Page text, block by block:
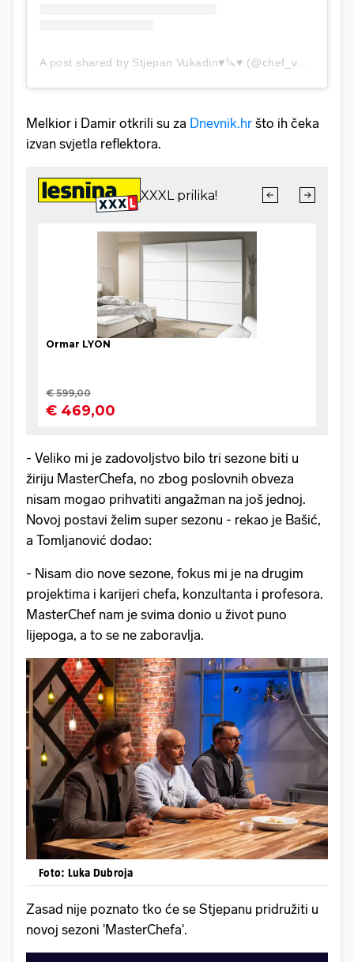
Melkior i Damir otkrili su za Dnevnik.hr što ih čeka
izvan svjetla reflektora.
- Veliko mi je zadovoljstvo bilo tri sezone biti u
žiriju MasterChefa, no zbog poslovnih obveza
nisam mogao prihvatiti angažman na još jednoj.
Novoj postavi želim super sezonu - rekao je Bašić,
a Tomljanović dodao:
- Nisam dio nove sezone, fokus mi je na drugim
projektima i karijeri chefa, konzultanta i profesora.
MasterChef nam je svima donio u život puno
lijepoga, a to se ne zaboravlja.
Foto: Luka Dubroja
Zasad nije poznato tko će se Stjepanu pridružiti u
novoj sezoni 'MasterChefa'.